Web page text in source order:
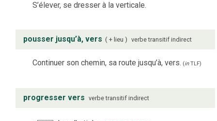
S’élever, se dresser à la verticale.
pousser jusqu’à, vers + lieu verbe transitif indirect
Continuer son chemin, sa route jusqu’à, vers. (inTLF)
progresser vers verbe transitif indirect